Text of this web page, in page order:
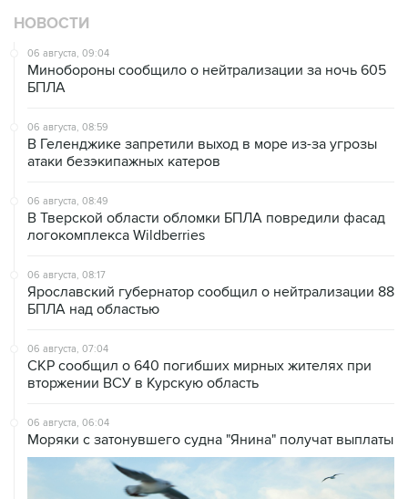
НОВОСТИ
06 августа, 09:04
Минобороны сообщило о нейтрализации за ночь 605
БПЛА
06 августа, 08:59
В Геленджике запретили выход в море из-за угрозы
атаки безэкипажных катеров
06 августа, 08:49
В Тверской области обломки БПЛА повредили фасад
логокомплекса Wildberries
06 августа, 08:17
Ярославский губернатор сообщил о нейтрализации 88
БПЛА над областью
06 августа, 07:04
СКР сообщил о 640 погибших мирных жителях при
вторжении ВСУ в Курскую область
06 августа, 06:04
Моряки с затонувшего судна "Янина" получат выплаты